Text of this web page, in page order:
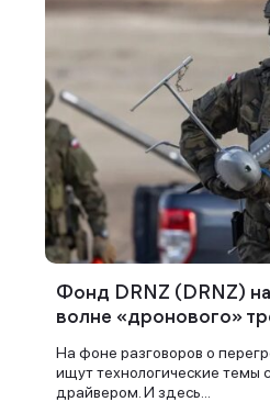
Фонд DRNZ (DRNZ)
волне «дронового»
На фоне разговоров о
ищут технологические темы
драйвером. И здесь...